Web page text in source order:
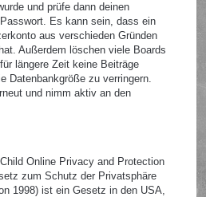
und prüfe dann deinen
Es kann sein, dass ein
aus verschieden Gründen
Außerdem löschen viele Boards
längere Zeit keine Beiträge
Datenbankgröße zu verringern.
und nimm aktiv an den
Online Privacy and Protection
zum Schutz der Privatsphäre
1998) ist ein Gesetz in den USA,